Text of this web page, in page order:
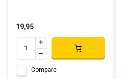
19,95
Compare